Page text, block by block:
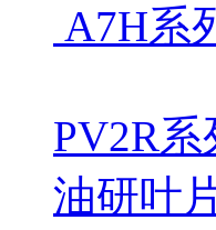
A7H系
PV2R
油研叶